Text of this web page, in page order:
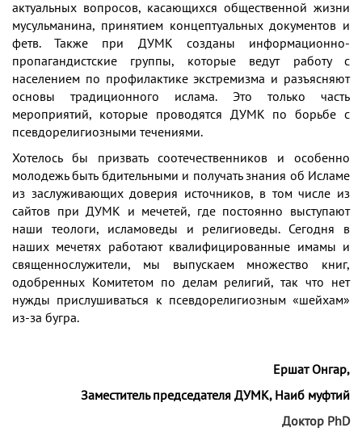
актуальных вопросов, касающихся общественной жизни
мусульманина, принятием концептуальных документов и
фетв. Также при ДУМК созданы информационно-
пропагандистские группы, которые ведут работу с
населением по профилактике экстремизма и разъясняют
основы традиционного ислама. Это только часть
мероприятий, которые проводятся ДУМК по борьбе с
псевдорелигиозными течениями.
Хотелось бы призвать соотечественников и особенно
молодежь быть бдительными и получать знания об Исламе
из заслуживающих доверия источников, в том числе из
сайтов при ДУМК и мечетей, где постоянно выступают
наши теологи, исламоведы и религиоведы. Сегодня в
наших мечетях работают квалифицированные имамы и
священнослужители, мы выпускаем множество книг,
одобренных Комитетом по делам религий, так что нет
нужды прислушиваться к псевдорелигиозным «шейхам»
из-за бугра.
Ершат Онгар,
Заместитель председателя ДУМК, Наиб муфтий
Доктор PhD